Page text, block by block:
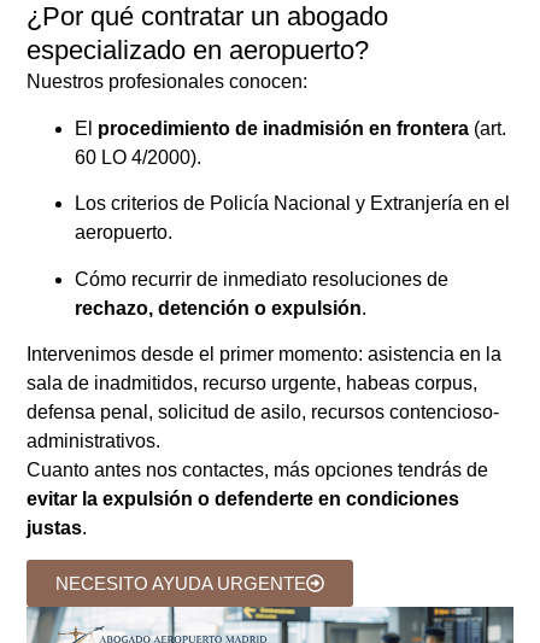
¿Por qué contratar un abogado
especializado en aeropuerto?
Nuestros profesionales conocen:
El procedimiento de inadmisión en frontera (art.
60 LO 4/2000).
Los criterios de Policía Nacional y Extranjería en el
aeropuerto.
Cómo recurrir de inmediato resoluciones de
rechazo, detención o expulsión.
Intervenimos desde el primer momento: asistencia en la
sala de inadmitidos, recurso urgente, habeas corpus,
defensa penal, solicitud de asilo, recursos contencioso-
administrativos.
Cuanto antes nos contactes, más opciones tendrás de
evitar la expulsión o defenderte en condiciones
justas.
NECESITO AYUDA URGENTE